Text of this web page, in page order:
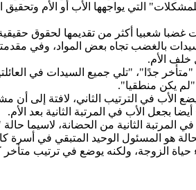
التي يواجهها الأب أو الأم
غضبا شعبيا أكثر من تقديمها لحقوق
بالغضب تجاه بعض المواد، وفي
خلف الأم.
جدًا"، "تلي جميع السيدات في
الأب في الترتيب الثاني، لافتة إلى أن
بجعل الأب في المرتبة الثانية بعد الأم.
الثانية من الحضانة، لاسيما حالة
هو المسئول الوحيد المتبقي في أسرة
حياة الزوجة، ولكنه يوضع في ترتيب